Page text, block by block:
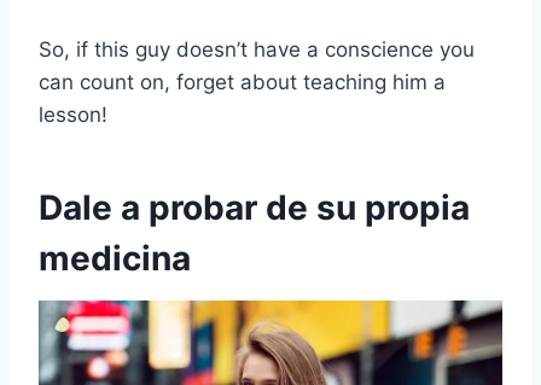
So, if this guy doesn’t have a conscience you
can count on, forget about teaching him a
lesson!
Dale a probar de su propia
medicina